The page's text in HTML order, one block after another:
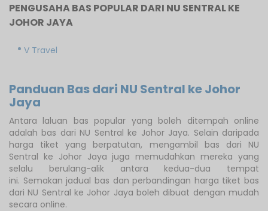
PENGUSAHA BAS POPULAR DARI NU SENTRAL KE
JOHOR JAYA
V Travel
Panduan Bas dari NU Sentral ke Johor
Jaya
Antara laluan bas popular yang boleh ditempah online
adalah bas dari NU Sentral ke Johor Jaya. Selain daripada
harga tiket yang berpatutan, mengambil bas dari NU
Sentral ke Johor Jaya juga memudahkan mereka yang
selalu berulang-alik antara kedua-dua tempat
ini. Semakan jadual bas dan perbandingan harga tiket bas
dari NU Sentral ke Johor Jaya boleh dibuat dengan mudah
secara online.